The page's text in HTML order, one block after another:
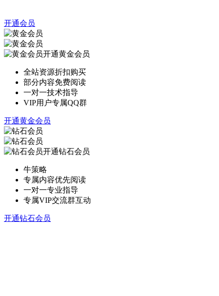
开通会员
开通黄金会员
全站资源折扣购买
部分内容免费阅读
一对一技术指导
VIP用户专属QQ群
开通黄金会员
开通钻石会员
牛策略
专属内容优先阅读
一对一专业指导
专属VIP交流群互动
开通钻石会员